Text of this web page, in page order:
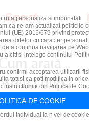
arată
după
a personaliza si imbunatati
ca ne-am actualizat politicile
(UE) 2016/679 privind
datelor cu caracter personal
a continua navigarea pe
a citi si intelege continutul
confirmi acceptarea utilizarii
totusi ca poti modifica in orice
instructiunile din Politica de
DE COOKIE
individual la nivel de